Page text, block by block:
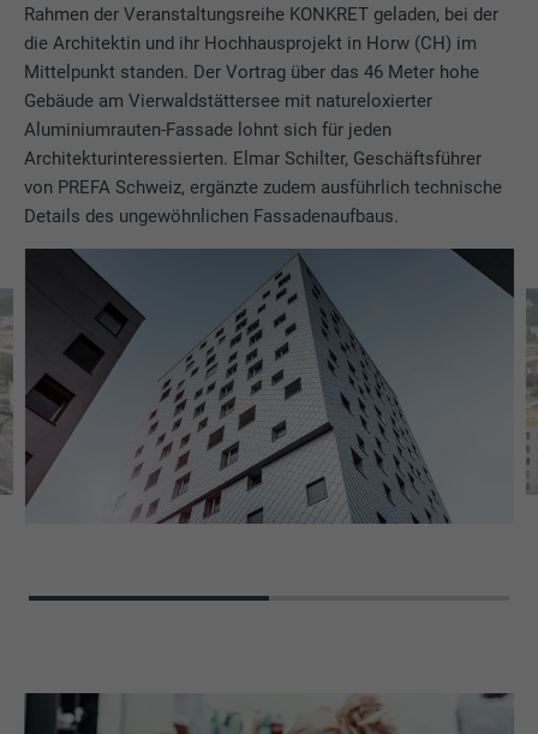
Rahmen der Veranstaltungsreihe KONKRET geladen, bei der
die Architektin und ihr Hochhausprojekt in Horw (CH) im
Mittelpunkt standen. Der Vortrag über das 46 Meter hohe
Gebäude am Vierwaldstättersee mit natureloxierter
Aluminiumrauten-Fassade lohnt sich für jeden
Architekturinteressierten. Elmar Schilter, Geschäftsführer
von PREFA Schweiz, ergänzte zudem ausführlich technische
Details des ungewöhnlichen Fassadenaufbaus.